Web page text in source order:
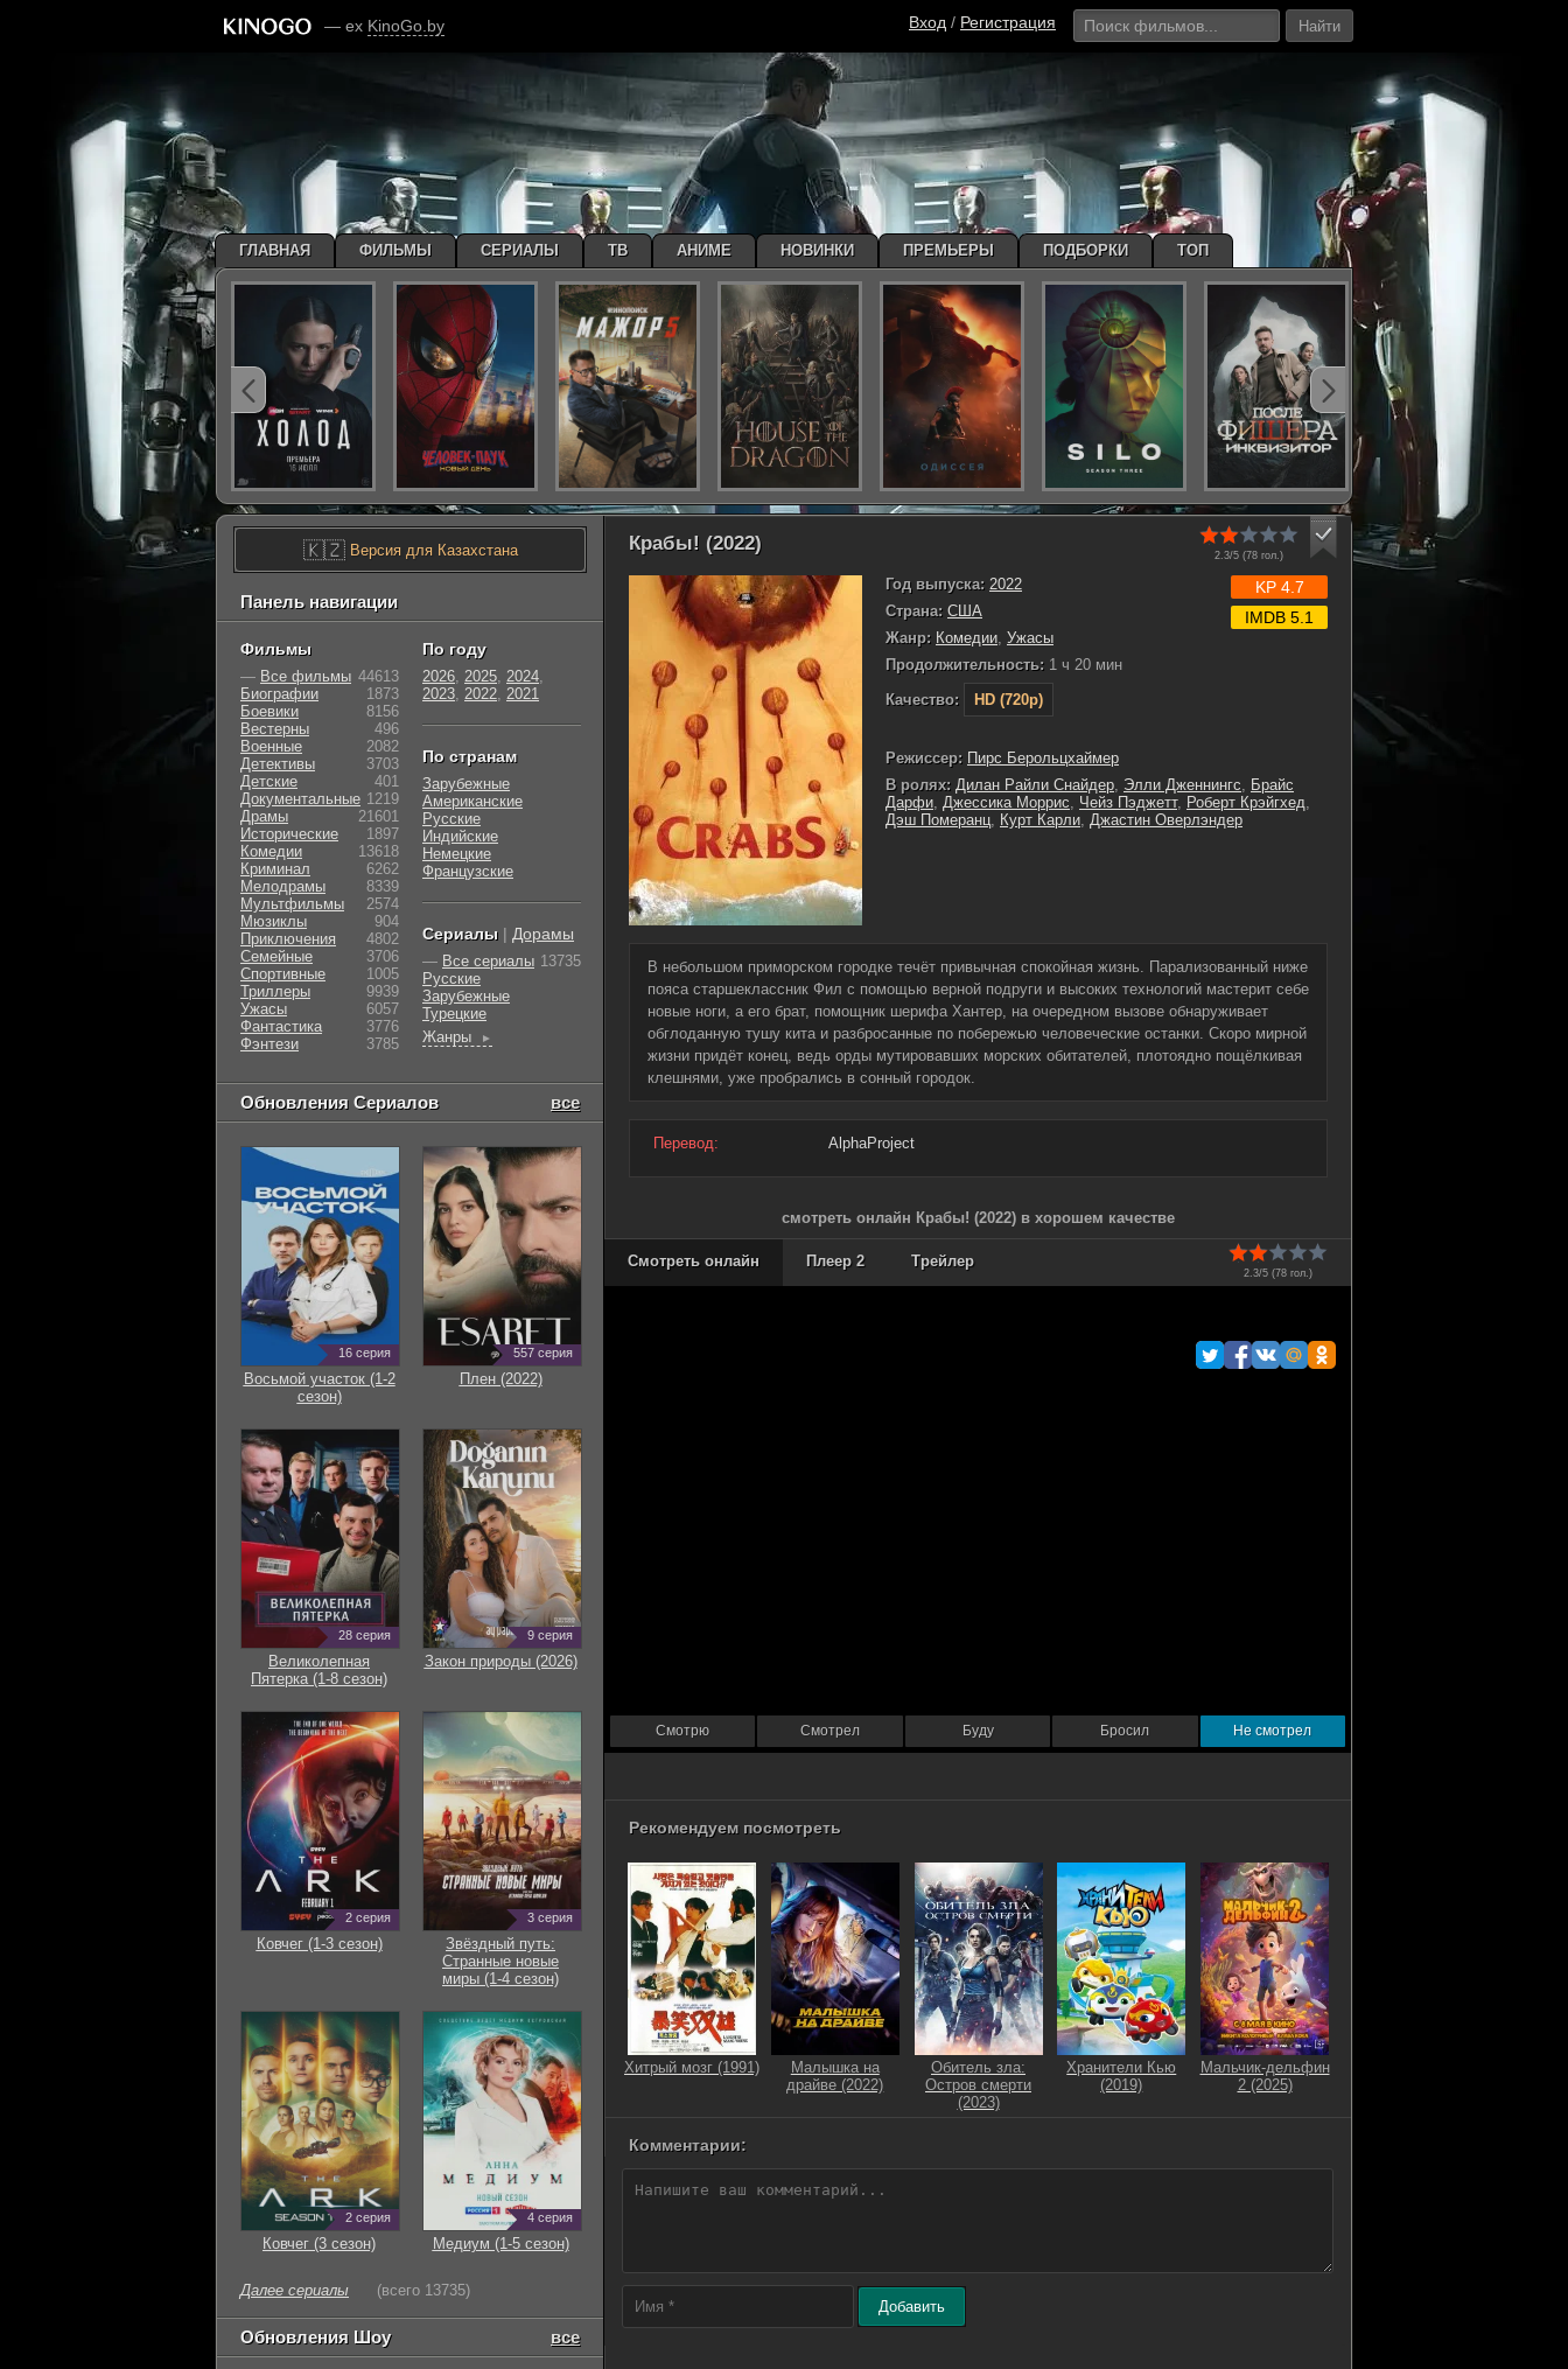
— ex KinoGo.by Вход / Регистрация Найти
Крабы! (2022)
2.3/5 (78 гол.)
Год выпуска: 2022
Страна: США
Жанр: Комедии, Ужасы
Продолжительность: 1 ч 20 мин
Качество:
HD (720p)
KP 4.7
IMDB 5.1
Режиссер: Пирс Берольцхаймер
В ролях: Дилан Райли Снайдер, Элли Дженнингс, Брайс
Дарфи, Джессика Моррис, Чейз Пэджетт, Роберт Крэйгхед,
Дэш Померанц, Курт Карли, Джастин Оверлэндер
В небольшом приморском городке течёт привычная спокойная жизнь. Парализованный ниже
пояса старшеклассник Фил с помощью верной подруги и высоких технологий мастерит себе
новые ноги, а его брат, помощник шерифа Хантер, на очередном вызове обнаруживает
обглоданную тушу кита и разбросанные по побережью человеческие останки. Скоро мирной
жизни придёт конец, ведь орды мутировавших морских обитателей, плотоядно пощёлкивая
клешнями, уже пробрались в сонный городок.
Перевод: AlphaProject
смотреть онлайн Крабы! (2022) в хорошем качестве
2.3/5 (78 гол.)
Смотреть онлайн Плеер 2 Трейлер
Смотрю Смотрел Буду Бросил Не смотрел
Рекомендуем посмотреть
Хитрый мозг (1991)
Малышка на
драйве (2022)
Обитель зла:
Остров смерти
(2023)
Хранители Кью
(2019)
Мальчик-дельфин
2 (2025)
Комментарии:
Добавить
🇰🇿Версия для Казахстана
Панель навигации
Фильмы
— Все фильмы 44613
Биографии
1873
Боевики
8156
Вестерны
496
Военные
2082
Детективы
3703
Детские
401
Документальные 1219
Драмы
21601
Исторические
1897
Комедии
13618
Криминал
6262
Мелодрамы
8339
Мультфильмы
2574
Мюзиклы
904
Приключения
4802
Семейные
3706
Cпортивные
1005
Триллеры
9939
Ужасы
6057
Фантастика
3776
Фэнтези
3785
По году
2026, 2025, 2024,
2023, 2022, 2021
По странам
Зарубежные
Американские
Русские
Индийские
Немецкие
Французские
Сериалы | Дорамы
— Все сериалы 13735
Русские
Зарубежные
Турецкие
Жанры
►
Обновления Сериалов все
16 серия
Восьмой участок (1-2
сезон)
557 серия
Плен (2022)
28 серия
Великолепная
Пятерка (1-8 сезон)
9 серия
Закон природы (2026)
2 серия
Ковчег (1-3 сезон)
3 серия
Звёздный путь:
Странные новые
миры (1-4 сезон)
2 серия
Ковчег (3 сезон)
4 серия
Медиум (1-5 сезон)
Далее сериалы (всего 13735)
Обновления Шоу все
ГЛАВНАЯ ФИЛЬМЫ СЕРИАЛЫ ТВ АНИМЕ НОВИНКИ ПРЕМЬЕРЫ ПОДБОРКИ ТОП